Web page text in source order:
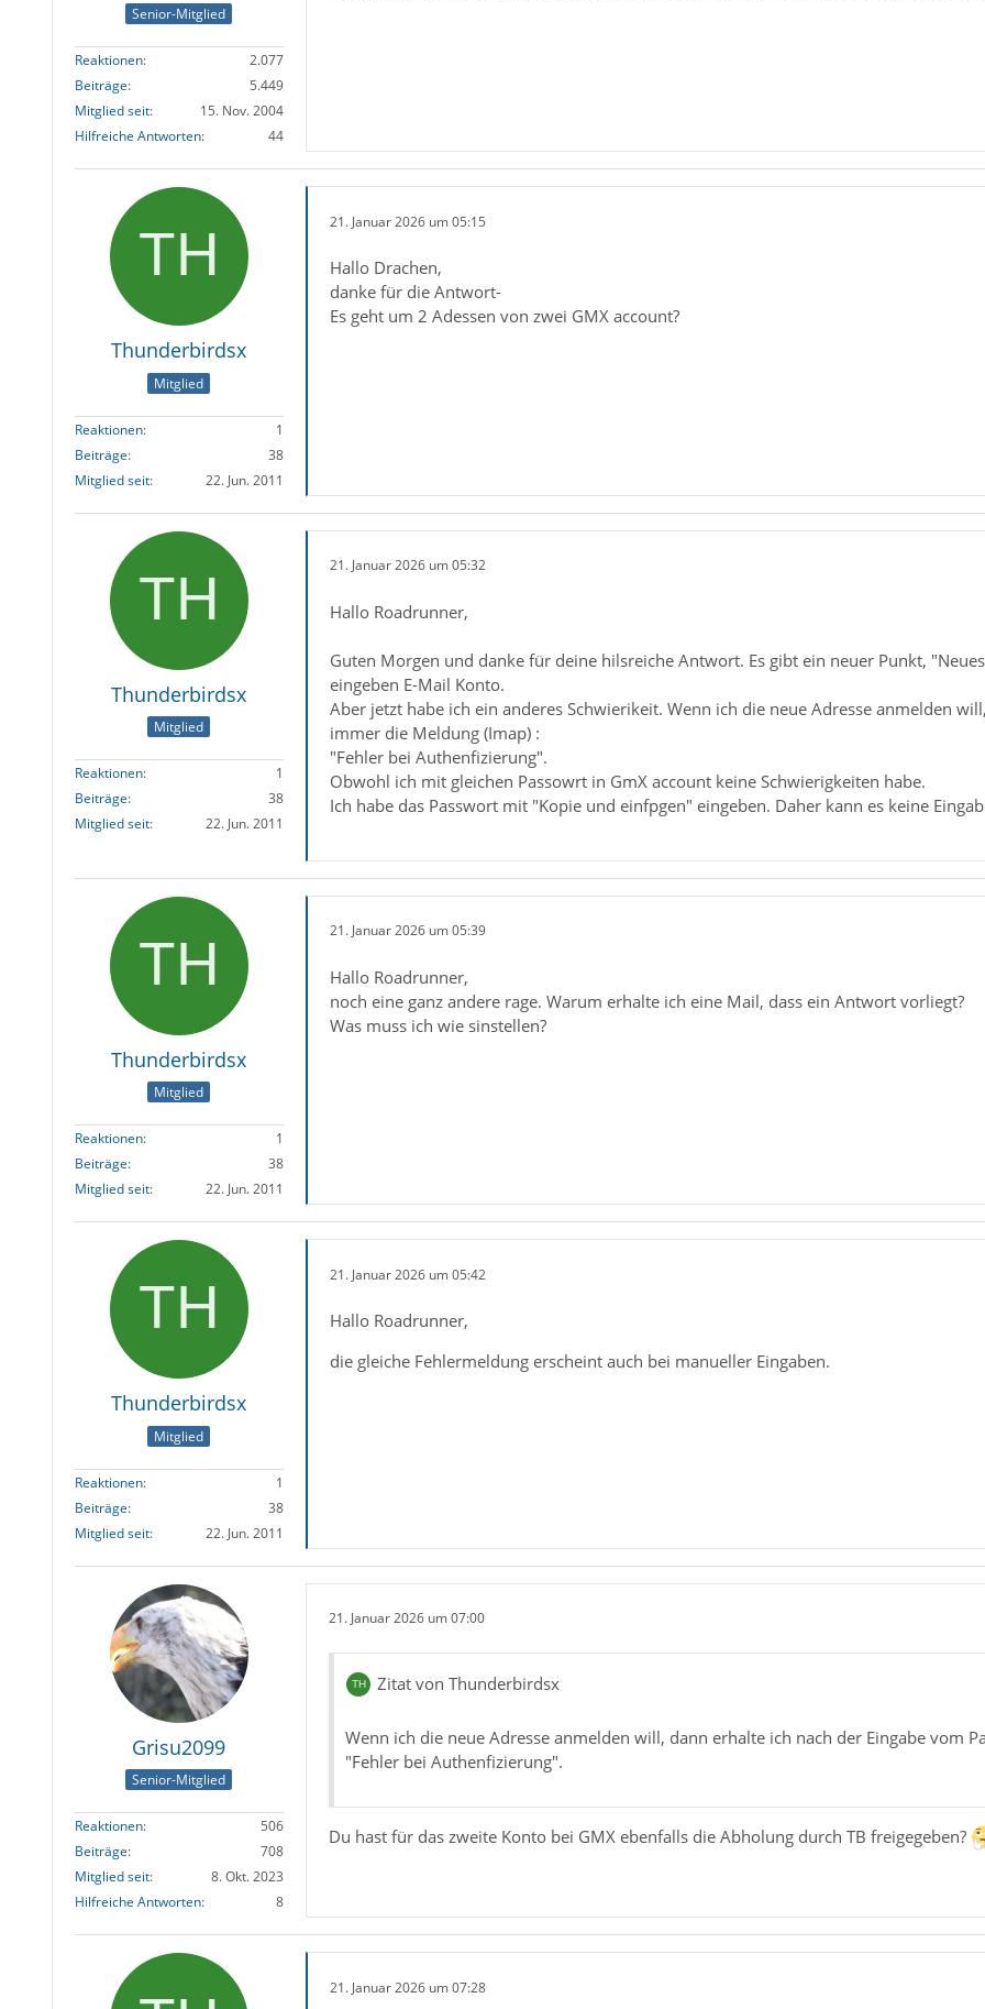
Senior-Mitglied
Reaktionen
2.077
Beiträge
5.449
Mitglied seit
15. Nov. 2004
Hilfreiche Antworten
44
Thunderbirdsx
Mitglied
Reaktionen
1
Beiträge
38
Mitglied seit
22. Jun. 2011
21. Januar 2026 um 05:15
Hallo Drachen,
danke für die Antwort-
Es geht um 2 Adessen von zwei GMX account?
Thunderbirdsx
Mitglied
Reaktionen
1
Beiträge
38
Mitglied seit
22. Jun. 2011
21. Januar 2026 um 05:32
Hallo Roadrunner,
Guten Morgen und danke für deine hilsreiche Antwort. Es gibt ein neuer Punkt,
eingeben E-Mail Konto.
Aber jetzt habe ich ein anderes Schwierikeit. Wenn ich die neue Adresse anmelden
immer die Meldung (Imap) :
"Fehler bei Authenfizierung".
Obwohl ich mit gleichen Passowrt in GmX account keine Schwierigkeiten habe.
Ich habe das Passwort mit "Kopie und einfpgen" eingeben. Daher kann es keine
Thunderbirdsx
Mitglied
Reaktionen
1
Beiträge
38
Mitglied seit
22. Jun. 2011
21. Januar 2026 um 05:39
Hallo Roadrunner,
noch eine ganz andere rage. Warum erhalte ich eine Mail, dass ein Antwort vorliegt?
Was muss ich wie sinstellen?
Thunderbirdsx
Mitglied
Reaktionen
1
Beiträge
38
Mitglied seit
22. Jun. 2011
21. Januar 2026 um 05:42
Hallo Roadrunner,
die gleiche Fehlermeldung erscheint auch bei manueller Eingaben.
Grisu2099
Senior-Mitglied
Reaktionen
506
Beiträge
708
Mitglied seit
8. Okt. 2023
Hilfreiche Antworten
8
21. Januar 2026 um 07:00
Zitat von Thunderbirdsx
Wenn ich die neue Adresse anmelden will, dann erhalte ich nach der Eingabe vom
"Fehler bei Authenfizierung".
Du hast für das zweite Konto bei GMX ebenfalls die Abholung durch TB freigegeben?
21. Januar 2026 um 07:28